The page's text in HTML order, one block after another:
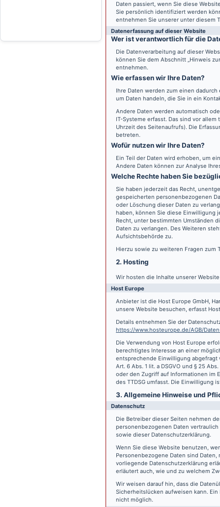
Daten passiert, wenn Sie diese
Sie persönlich identifiziert werden
entnehmen Sie unserer unter diesem
Datenerfassung auf dieser Website
Wer ist verantwortlich für die
Die Datenverarbeitung auf dieser
können Sie dem Abschnitt „Hinweis
entnehmen.
Wie erfassen wir Ihre Daten?
Ihre Daten werden zum einen
um Daten handeln, die Sie in ein
Andere Daten werden automatisch
IT-Systeme erfasst. Das sind vor
Uhrzeit des Seitenaufrufs). Die
betreten.
Wofür nutzen wir Ihre Daten?
Ein Teil der Daten wird erhoben, um
Andere Daten können zur Analyse
Welche Rechte haben Sie
Sie haben jederzeit das Recht,
gespeicherten personenbezogenen
oder Löschung dieser Daten zu
haben, können Sie diese Einwilligung
Recht, unter bestimmten Umständen
Daten zu verlangen. Des Weiteren
Aufsichtsbehörde zu.
Hierzu sowie zu weiteren Fragen zum
2. Hosting
Wir hosten die Inhalte unserer
Host Europe
Anbieter ist die Host Europe GmbH,
unsere Website besuchen, erfasst
Details entnehmen Sie der
https://www.hosteurope.de/AGB/
Die Verwendung von Host Europe
berechtigtes Interesse an einer
entsprechende Einwilligung abgefragt
Art. 6 Abs. 1 lit. a DSGVO und § 25
oder den Zugriff auf Informationen im
des TTDSG umfasst. Die Einwilligung
3. Allgemeine Hinweise und
Datenschutz
Die Betreiber dieser Seiten nehmen
personenbezogenen Daten
sowie dieser Datenschutzerklärung.
Wenn Sie diese Website benutzen,
Personenbezogene Daten sind
vorliegende Datenschutzerklärung
erläutert auch, wie und zu welchem
Wir weisen darauf hin, dass die
Sicherheitslücken aufweisen kann.
nicht möglich.